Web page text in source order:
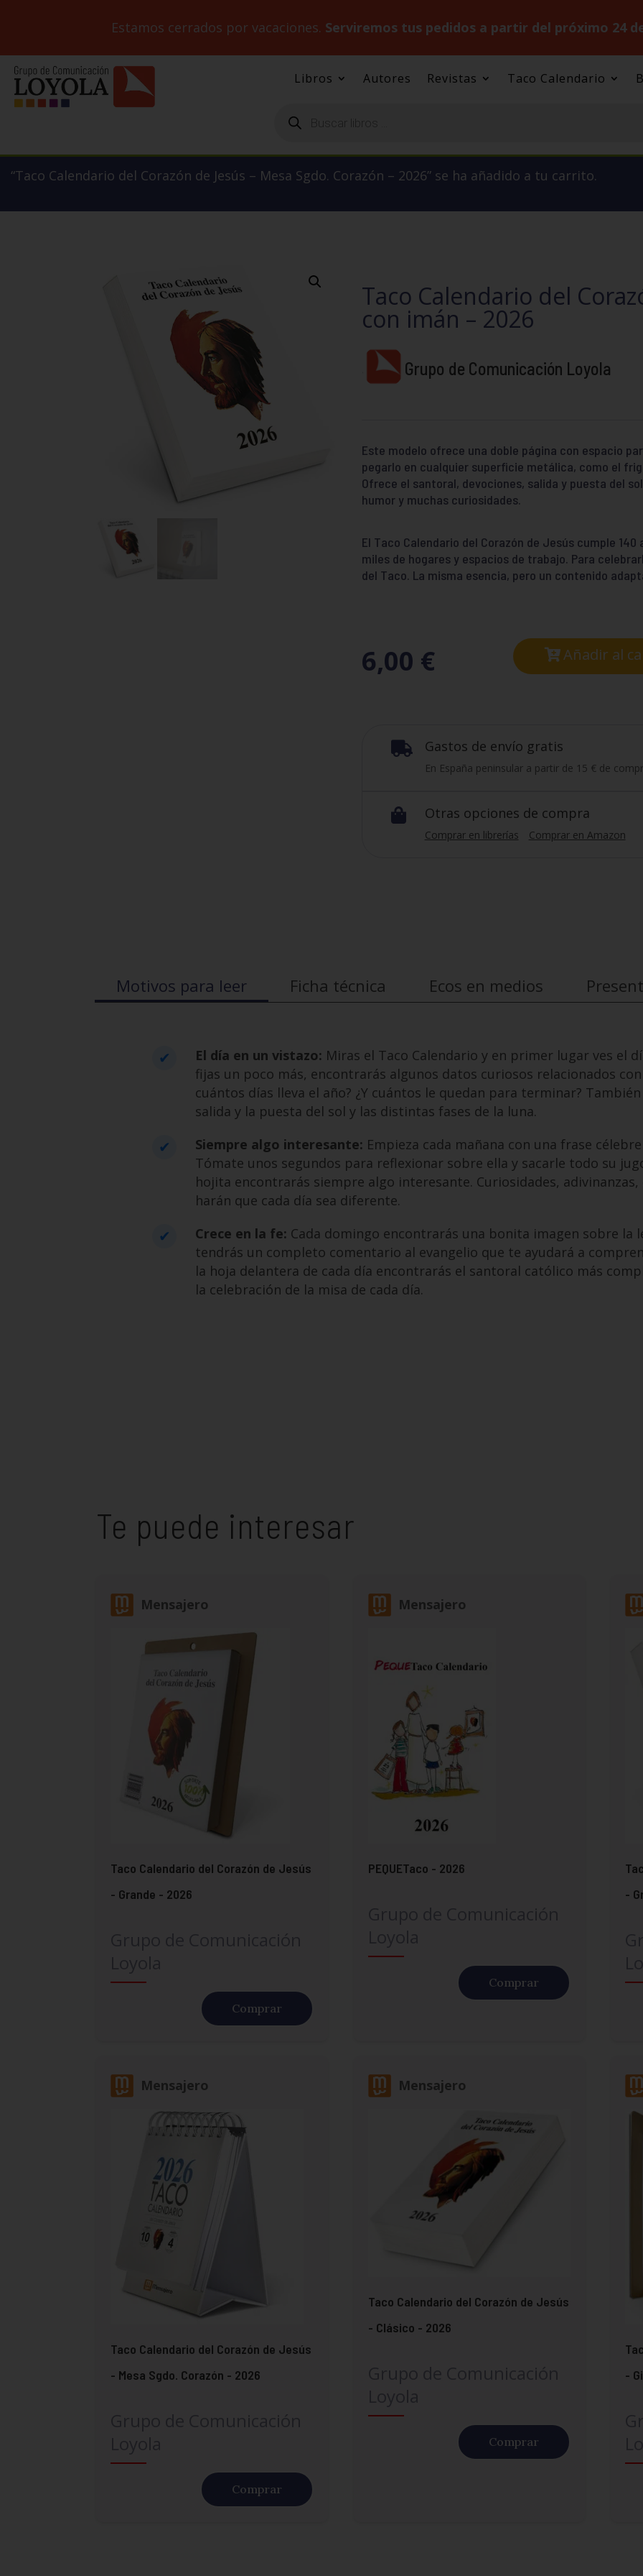
Estamos cerrados por vacaciones. Serviremos tus pedidos a partir del próximo 24
Libros Autores Revistas Taco Calendario
productos
“Taco Calendario del Corazón de Jesús – Mesa Sgdo. Corazón – 2026” se ha añadido a tu carrito.
Taco Calendario del
con imán – 2026
Grupo de Comunicación Loyola
Este modelo ofrece una doble página con espacio
pegarlo en cualquier superficie metálica, como el
Ofrece el santoral, devociones, salida y puesta del
humor y muchas curiosidades.
El Taco Calendario del Corazón de Jesús cumple 140
miles de hogares y espacios de trabajo. Para
del Taco. La misma esencia, pero un contenido
6,00 € Añadir al
 Gastos de envío gratis
En España peninsular a partir de 15 € de
 Otras opciones de compra
Comprar en librerías Comprar en Amazon
Motivos para leer Ficha técnica Ecos en medios
El día en un vistazo: Miras el Taco Calendario y en primer lugar ves el
fijas un poco más, encontrarás algunos datos curiosos relacionados con
cuántos días lleva el año? ¿Y cuántos le quedan para terminar?
salida y la puesta del sol y las distintas fases de la luna.
Siempre algo interesante: Empieza cada mañana con una frase
Tómate unos segundos para reflexionar sobre ella y sacarle todo su
hojita encontrarás siempre algo interesante. Curiosidades, adivinanzas,
harán que cada día sea diferente.
Crece en la fe: Cada domingo encontrarás una bonita imagen sobre la
tendrás un completo comentario al evangelio que te ayudará a
la hoja delantera de cada día encontrarás el santoral católico más
la celebración de la misa de cada día.
Te puede interesar
Mensajero
Taco Calendario del Corazón de Jesús
- Grande - 2026
Comprar
Mensajero
PEQUETaco - 2026
Comprar
-
Mensajero
Taco Calendario del Corazón de Jesús
- Mesa Sgdo. Corazón - 2026
Comprar
Mensajero
Taco Calendario del Corazón de Jesús
- Clásico - 2026
Comprar
-